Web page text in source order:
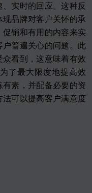
实时的回应。这种反
品牌对客户关怀的承
销和有用的内容来实
普遍关心的问题。此
看到，这意味着有效
了最大限度地提高效
素，并配备必要的资
可以提高客户满意度